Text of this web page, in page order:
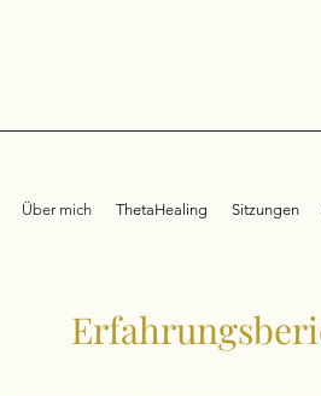
Über mich ThetaHealing Sitzungen